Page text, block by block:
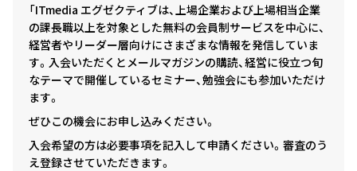
「ITmedia エグゼクティブは、上場企業および上場相当企業
の課長職以上を対象とした無料の会員制サービスを中心に、
経営者やリーダー層向けにさまざまな情報を発信していま
す。入会いただくとメールマガジンの購読、経営に役立つ旬
なテーマで開催しているセミナー、勉強会にも参加いただけ
ます。
ぜひこの機会にお申し込みください。
入会希望の方は必要事項を記入して申請ください。審査のう
え登録させていただきます。